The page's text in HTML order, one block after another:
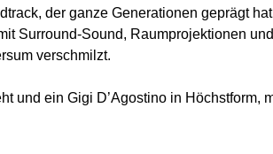
der ganze Generationen geprägt
Surround-Sound, Raumprojektionen und
verschmilzt.
und ein Gigi D’Agostino in Höchstform,